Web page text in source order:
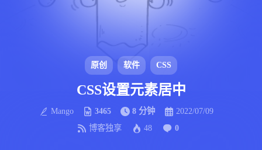
原创 软件 CSS
CSS设置元素居中
Mango 3465 8 分钟
2022/07/09
博客独享
48 0